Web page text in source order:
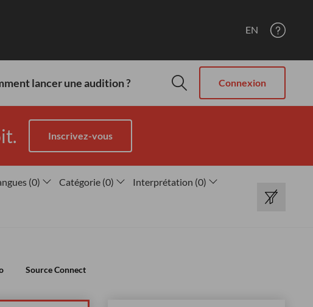
EN
lancer une audition ? Connexion
Inscrivez-vous
(0) Catégorie (0) Interprétation (0)
Source Connect